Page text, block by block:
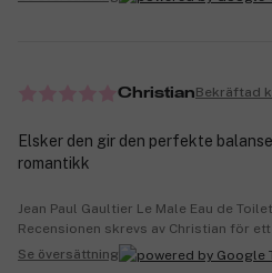
ChristianBekräftad
Elsker den gir den perfekte
romantikk
Jean Paul Gaultier Le Male Eau de
Recensionen skrevs av Christian för
Se översättning